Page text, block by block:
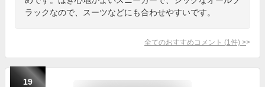
ラックなので、スーツなどにも合わせやすいです。
全てのおすすめコメント (1 件) >
19